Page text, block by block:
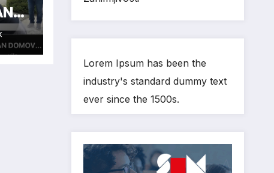
Lorem Ipsum has been the
industry's standard dummy text
ever since the 1500s.